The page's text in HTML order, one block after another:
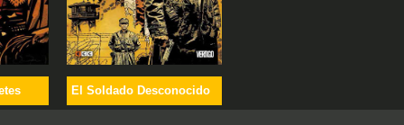
El Soldado Desconocido